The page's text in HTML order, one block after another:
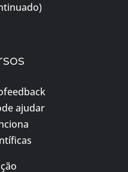
ajudar